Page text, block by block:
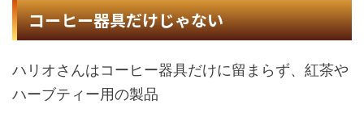
コーヒー器具だけじゃない
ハリオさんはコーヒー器具だけに留まらず、紅茶や
ハーブティー用の製品